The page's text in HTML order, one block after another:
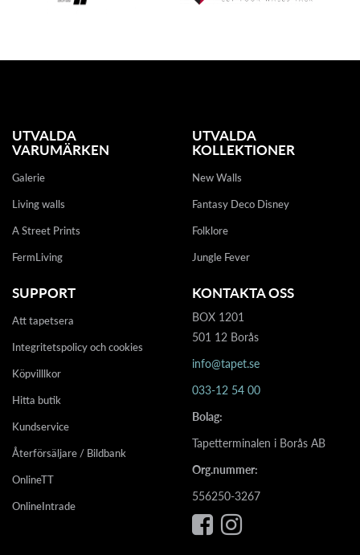
UTVALDA
VARUMÄRKEN
Galerie
Living walls
A Street Prints
FermLiving
UTVALDA
KOLLEKTIONER
New Walls
Fantasy Deco Disney
Folklore
Jungle Fever
SUPPORT
Att tapetsera
Integritetspolicy och cookies
Köpvilllkor
Hitta butik
Kundservice
Återförsäljare / Bildbank
OnlineTT
OnlineIntrade
KONTAKTA OSS
BOX 1201
501 12 Borås
info@tapet.se
033-12 54 00
Bolag:
Tapetterminalen i Borås AB
Org.nummer:
556250-3267